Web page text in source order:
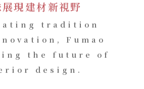
tradition
Fumao
the future of
design.